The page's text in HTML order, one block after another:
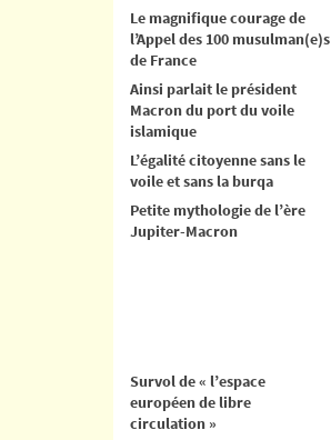
Le magnifique courage de
l’Appel des 100 musulman(e)s
de France
Ainsi parlait le président
Macron du port du voile
islamique
L’égalité citoyenne sans le
voile et sans la burqa
Petite mythologie de l’ère
Jupiter-Macron
Survol de « l’espace
européen de libre
circulation »